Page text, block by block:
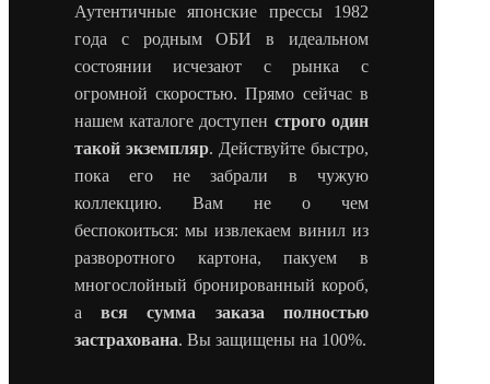
Аутентичные японские прессы 1982
года с родным ОБИ в идеальном
состоянии исчезают с рынка с
огромной скоростью. Прямо сейчас в
нашем каталоге доступен строго один
такой экземпляр. Действуйте быстро,
пока его не забрали в чужую
коллекцию. Вам не о чем
беспокоиться: мы извлекаем винил из
разворотного картона, пакуем в
многослойный бронированный короб,
ався сумма заказа полностью
застрахована. Вы защищены на 100%.